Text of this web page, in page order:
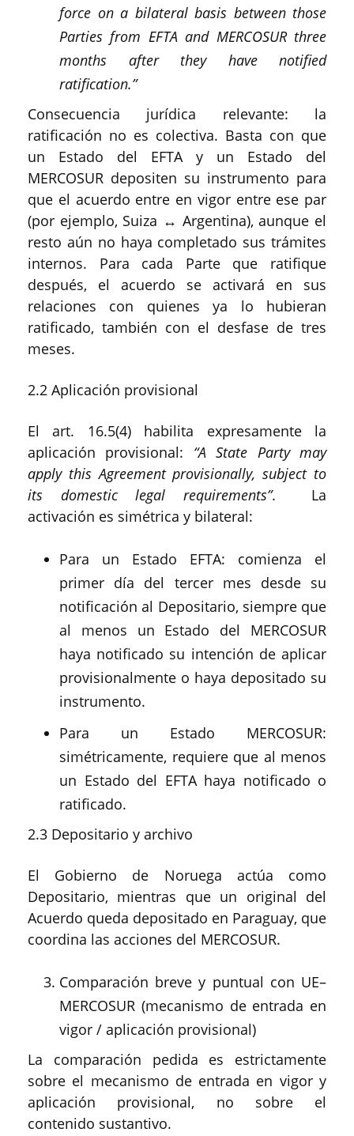
force on a bilateral basis between those
Parties from EFTA and MERCOSUR three
months after they have notified
ratification.”
Consecuencia jurídica relevante: la
ratificación no es colectiva. Basta con que
un Estado del EFTA y un Estado del
MERCOSUR depositen su instrumento para
que el acuerdo entre en vigor entre ese par
(por ejemplo, Suiza ↔ Argentina), aunque el
resto aún no haya completado sus trámites
internos. Para cada Parte que ratifique
después, el acuerdo se activará en sus
relaciones con quienes ya lo hubieran
ratificado, también con el desfase de tres
meses.
2.2 Aplicación provisional
El art. 16.5(4) habilita expresamente la
aplicación provisional: “A State Party may
apply this Agreement provisionally, subject to
its domestic legal requirements”. La
activación es simétrica y bilateral:
Para un Estado EFTA: comienza el
primer día del tercer mes desde su
notificación al Depositario, siempre que
al menos un Estado del MERCOSUR
haya notificado su intención de aplicar
provisionalmente o haya depositado su
instrumento.
Para un Estado MERCOSUR:
simétricamente, requiere que al menos
un Estado del EFTA haya notificado o
ratificado.
2.3 Depositario y archivo
El Gobierno de Noruega actúa como
Depositario, mientras que un original del
Acuerdo queda depositado en Paraguay, que
coordina las acciones del MERCOSUR.
Comparación breve y puntual con UE–
MERCOSUR (mecanismo de entrada en
vigor / aplicación provisional)
La comparación pedida es estrictamente
sobre el mecanismo de entrada en vigor y
aplicación provisional, no sobre el
contenido sustantivo.